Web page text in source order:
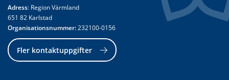
Adress: Region Värmland
651 82 Karlstad
Organisationsnummer: 232100-0156
Fler kontaktuppgifter